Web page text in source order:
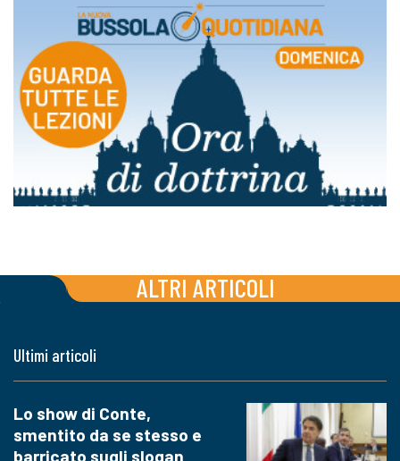
ALTRI ARTICOLI
Ultimi articoli
Lo show di Conte,
smentito da se stesso e
barricato sugli slogan